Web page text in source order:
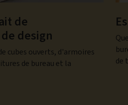
de
design
cubes ouverts, d'armoires
de bureau et la
de